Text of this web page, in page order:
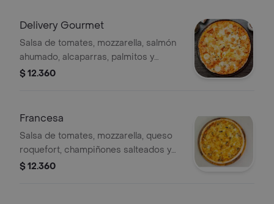
Delivery Gourmet
Salsa de tomates, mozzarella, salmón
ahumado, alcaparras, palmitos y
crema
$ 12.360
Francesa
Salsa de tomates, mozzarella, queso
roquefort, champiñones salteados y
cebolla caramelizada.
$ 12.360